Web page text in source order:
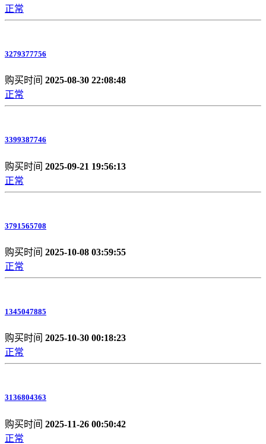
正常
3279377756
购买时间 2025-08-30 22:08:48
正常
3399387746
购买时间 2025-09-21 19:56:13
正常
3791565708
购买时间 2025-10-08 03:59:55
正常
1345047885
购买时间 2025-10-30 00:18:23
正常
3136804363
购买时间 2025-11-26 00:50:42
正常